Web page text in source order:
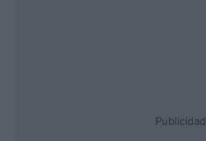
Publicidad